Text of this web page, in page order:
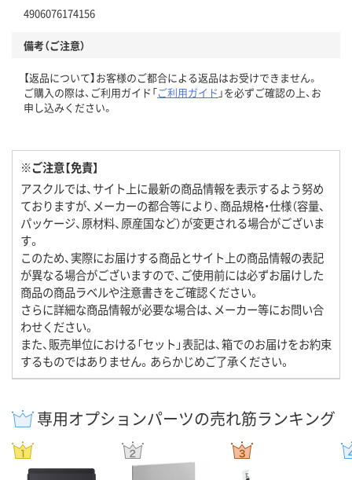
4906076174156
備考（ご注意）
【返品について】お客様のご都合による返品はお受けできません。
ご購入の際は、ご利用ガイド「ご利用ガイド 」を必ずご確認の上、お
申し込みください。
※ご注意【免責】
アスクルでは、サイト上に最新の商品情報を表示するよう努め
ておりますが、メーカーの都合等により、商品規格・仕様（容量、
パッケージ、原材料、原産国など）が変更される場合がございま
す。
このため、実際にお届けする商品とサイト上の商品情報の表記
が異なる場合がございますので、ご使用前には必ずお届けした
商品の商品ラベルや注意書きをご確認ください。
さらに詳細な商品情報が必要な場合は、メーカー等にお問い合
わせください。
また、販売単位における「セット」表記は、箱でのお届けをお約束
するものではありません。あらかじめご了承ください。
専用オプションパーツの売れ筋ランキング